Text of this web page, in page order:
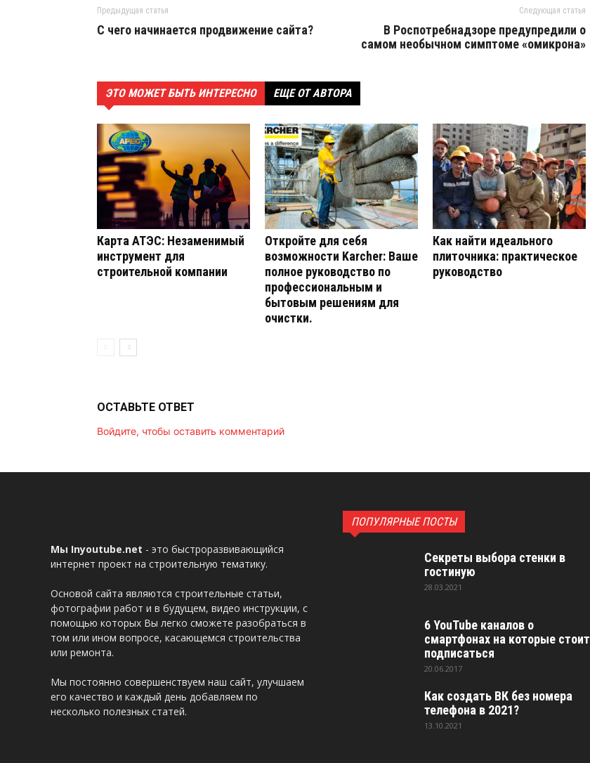
Предыдущая статья
С чего начинается продвижение сайта?
Следующая статья
В Роспотребнадзоре предупредили о
самом необычном симптоме «омикрона»
ЭТО МОЖЕТ БЫТЬ ИНТЕРЕСНО ЕЩЕ ОТ АВТОРА
Карта АТЭС: Незаменимый
инструмент для
строительной компании
Откройте для себя
возможности Karcher: Ваше
полное руководство по
профессиональным и
бытовым решениям для
очистки.
Как найти идеального
плиточника: практическое
руководство
ОСТАВЬТЕ ОТВЕТ
Войдите, чтобы оставить комментарий
Мы Inyoutube.net - это быстроразвивающийся
интернет проект на строительную тематику.
Основой сайта являются строительные статьи,
фотографии работ и в будущем, видео инструкции, с
помощью которых Вы легко сможете разобраться в
том или ином вопросе, касающемся строительства
или ремонта.
Мы постоянно совершенствуем наш сайт, улучшаем
его качество и каждый день добавляем по
несколько полезных статей.
ПОПУЛЯРНЫЕ ПОСТЫ
Секреты выбора стенки в
гостиную
28.03.2021
6 YouTube каналов о
смартфонах на которые стоит
подписаться
20.06.2017
Как создать ВК без номера
телефона в 2021?
13.10.2021